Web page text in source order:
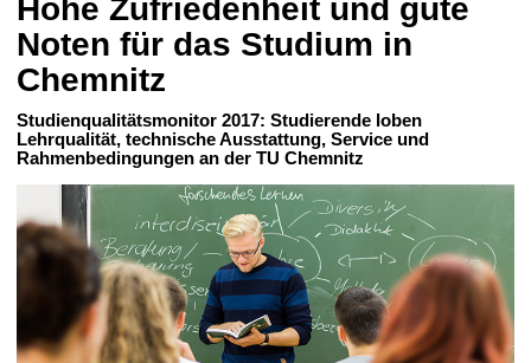
f
e
n
Hohe Zufriedenheit und gute
Noten für das Studium in
Chemnitz
Studienqualitätsmonitor 2017: Studierende loben
Lehrqualität, technische Ausstattung, Service und
Rahmenbedingungen an der TU Chemnitz